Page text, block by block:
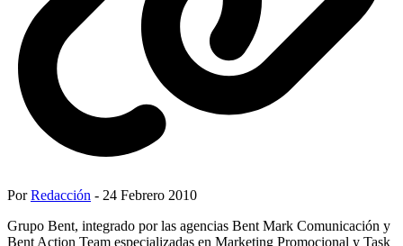
PorRedacción - 24 Febrero 2010
Grupo Bent, integrado por las agencias Bent Mark Comunicación y
Bent Action Team especializadas en Marketing Promocional y Task